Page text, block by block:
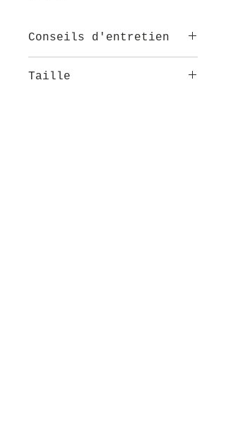
Conseils d'entretien
Taille